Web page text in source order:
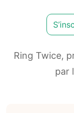
Ring Twice,
par